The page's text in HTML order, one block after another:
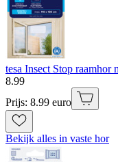
tesa Insect Stop
8.99
Prijs: 8.99 euro
Bekijk alles in vaste hor